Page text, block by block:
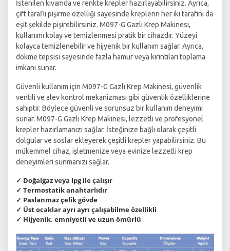
İstenilen kıvamda ve renkte krepler hazırlayabilirsiniz. Ayrıca,
çift taraflı pişirme özelliği sayesinde kreplerin her iki tarafını da
eşit şekilde pişirebilirsiniz. M097-G Gazlı Krep Makinesi,
kullanımı kolay ve temizlenmesi pratik bir cihazdır. Yüzeyi
kolayca temizlenebilir ve hijyenik bir kullanım sağlar. Ayrıca,
dökme tepsisi sayesinde fazla hamur veya kırıntıları toplama
imkanı sunar.
Güvenli kullanım için M097-G Gazlı Krep Makinesi, güvenlik
ventili ve alev kontrol mekanizması gibi güvenlik özelliklerine
sahiptir. Böylece güvenli ve sorunsuz bir kullanım deneyimi
sunar. M097-G Gazlı Krep Makinesi, lezzetli ve profesyonel
krepler hazırlamanızı sağlar. İsteğinize bağlı olarak çeşitli
dolgular ve soslar ekleyerek çeşitli krepler yapabilirsiniz. Bu
mükemmel cihaz, işletmenize veya evinize lezzetli krep
deneyimleri sunmanızı sağlar.
✓ Doğalgaz veya lpg ile çalışır
✓ Termostatik anahtarlıdır
✓ Paslanmaz çelik gövde
✓ Üst ocaklar ayrı ayrı çalışabilme özellikli
✓ Hijyenik, emniyetli ve uzun ömürlü